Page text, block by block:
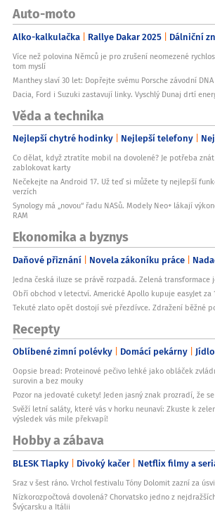
Auto-moto
Alko-kalkulačka Rallye Dakar 2025 Dálniční
Více než polovina Němců je pro zrušení neomezené
tom myslí
Manthey slaví 30 let: Dopřejte svému Porsche závodní
Dacia, Ford i Suzuki zastavují linky. Vyschlý Dunaj drtí
Věda a technika
Nejlepší chytré hodinky Nejlepší telefony
Co dělat, když ztratíte mobil na dovolené? Je potřeba
zablokovat karty
Nečekejte na Android 17. Už teď si můžete ty nejlepší
verzích
Synology má „novou“ řadu NASů. Modely Neo+ lákají
RAM
Ekonomika a byznys
Daňové přiznání Novela zákoníku práce
Jedna česká iluze se právě rozpadá. Zelená
Obří obchod v letectví. Americké Apollo kupuje easyJet za
Tekuté zlato opět dostojí své přezdívce. Zdražení běžné
Recepty
Oblíbené zimní polévky Domácí pekárny
Oopsie bread: Proteinové pečivo lehké jako obláček
surovin a bez mouky
Pozor na jedovaté cukety! Jeden jasný znak prozradí, že
Svěží letní saláty, které vás v horku neunaví: Zkuste k
výsledek vás mile překvapí!
Hobby a zábava
BLESK Tlapky Divoký kačer Netflix filmy a
Sraz v šest ráno. Vrchol festivalu Tóny Dolomit zazní za
Nízkorozpočtová dovolená? Chorvatsko jedno z
Švýcarsku a Itálii